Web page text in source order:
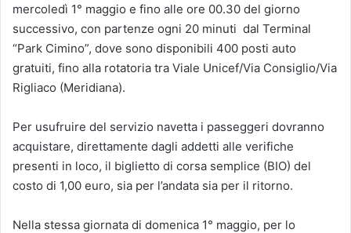
mercoledì 1° maggio e fino alle ore 00.30 del giorno
successivo, con partenze ogni 20 minuti dal Terminal
“Park Cimino”, dove sono disponibili 400 posti auto
gratuiti, fino alla rotatoria tra Viale Unicef/Via Consiglio/Via
Rigliaco (Meridiana).
Per usufruire del servizio navetta i passeggeri dovranno
acquistare, direttamente dagli addetti alle verifiche
presenti in loco, il biglietto di corsa semplice (BIO) del
costo di 1,00 euro, sia per l’andata sia per il ritorno.
Nella stessa giornata di domenica 1° maggio, per lo